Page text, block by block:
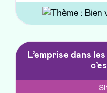
L’emprise dans